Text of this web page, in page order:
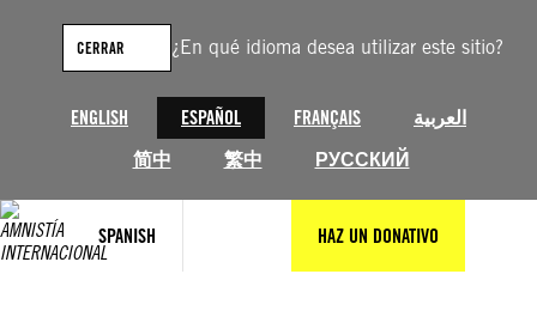
¿En qué idioma desea utilizar este sitio?
ENGLISH ESPAÑOL FRANÇAIS
العربية
简中
繁中 РУССКИЙ
CERRAR
SPANISH HAZ UN DONATIVO
contenido